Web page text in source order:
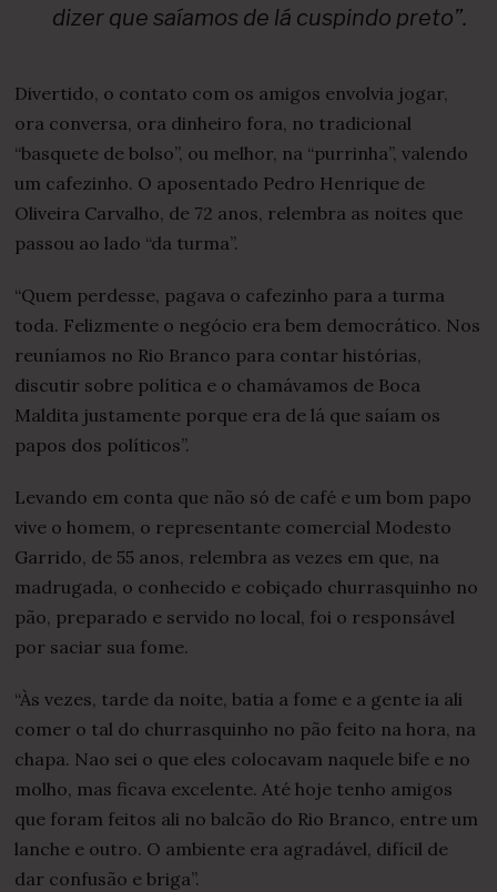
dizer que saíamos de lá cuspindo preto”.
Divertido, o contato com os amigos envolvia jogar,
ora conversa, ora dinheiro fora, no tradicional
“basquete de bolso”, ou melhor, na “purrinha”, valendo
um cafezinho. O aposentado Pedro Henrique de
Oliveira Carvalho, de 72 anos, relembra as noites que
passou ao lado “da turma”.
“Quem perdesse, pagava o cafezinho para a turma
toda. Felizmente o negócio era bem democrático. Nos
reuníamos no Rio Branco para contar histórias,
discutir sobre política e o chamávamos de Boca
Maldita justamente porque era de lá que saíam os
papos dos políticos”.
Levando em conta que não só de café e um bom papo
vive o homem, o representante comercial Modesto
Garrido, de 55 anos, relembra as vezes em que, na
madrugada, o conhecido e cobiçado churrasquinho no
pão, preparado e servido no local, foi o responsável
por saciar sua fome.
“Às vezes, tarde da noite, batia a fome e a gente ia ali
comer o tal do churrasquinho no pão feito na hora, na
chapa. Nao sei o que eles colocavam naquele bife e no
molho, mas ficava excelente. Até hoje tenho amigos
que foram feitos ali no balcão do Rio Branco, entre um
lanche e outro. O ambiente era agradável, difícil de
dar confusão e briga”.